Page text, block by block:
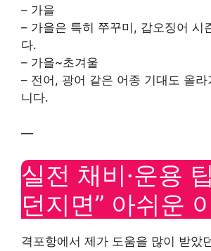
– 가을
– 가을은 특히 쭈꾸미, 갑오징어 시
다.
– 가을~초겨울
– 전어, 광어 같은 어종 기대도 올라
니다.
—
실전 채비·운용
던지면” 아쉬운
격포항에서 제가 도움을 많이 받았